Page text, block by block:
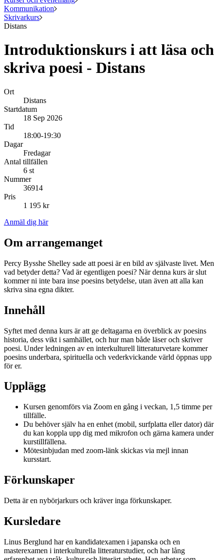
Kommunikation
Skrivarkurs
Distans
Introduktionskurs i att läsa och
skriva poesi - Distans
Ort
Distans
Startdatum
18 Sep 2026
Tid
18:00-19:30
Dagar
Fredagar
Antal tillfällen
6 st
Nummer
36914
Pris
1 195 kr
Anmäl dig här
Om arrangemanget
Percy Bysshe Shelley sade att poesi är en bild av självaste livet. Men
vad betyder detta? Vad är egentligen poesi? När denna kurs är slut
kommer ni inte bara inse poesins betydelse, utan även att alla kan
skriva sina egna dikter.
Innehåll
Syftet med denna kurs är att ge deltagarna en överblick av poesins
historia, dess vikt i samhället, och hur man både läser och skriver
poesi. Under ledningen av en interkulturell litteraturvetare kommer
poesins underbara, spirituella och vederkvickande värld öppnas upp
för er.
Upplägg
Kursen genomförs via Zoom en gång i veckan, 1,5 timme per
tillfälle.
Du behöver själv ha en enhet (mobil, surfplatta eller dator) där
du kan koppla upp dig med mikrofon och gärna kamera under
kurstillfällena.
Mötesinbjudan med zoom-länk skickas via mejl innan
kursstart.
Förkunskaper
Detta är en nybörjarkurs och kräver inga förkunskaper.
Kursledare
Linus Berglund har en kandidatexamen i japanska och en
masterexamen i interkulturella litteraturstudier, och har lång